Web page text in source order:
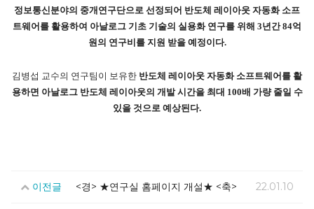
정보통신분야의 중개연구단으로 선정되어 반도체 레이아웃 자동화 소프
트웨어를 활용하여 아날로그 기초 기술의 실용화 연구를 위해 3년간 84억
원의 연구비를 지원 받을 예정이다.
김병섭 교수의 연구팀이 보유한 반도체 레이아웃 자동화 소프트웨어를 활
용하면 아날로그 반도체 레이아웃의 개발 시간을 최대 100배 가량 줄일 수
있을 것으로 예상된다.
이전글 <경> ★연구실 홈페이지 개설★ <축> 22.01.10